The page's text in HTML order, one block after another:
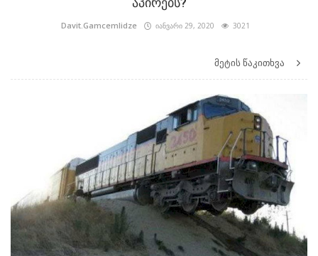
Davit.Gamcemlidze იანვარი 29, 2020 3021
მეტის წაკითხვა